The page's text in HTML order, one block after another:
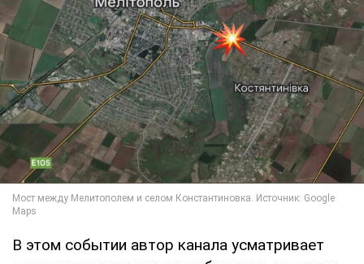
В этом событии автор канала усматривает